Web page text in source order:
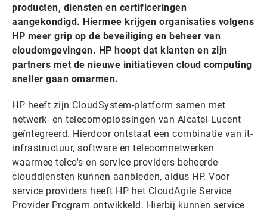
producten, diensten en certificeringen
aangekondigd. Hiermee krijgen organisaties volgens
HP meer grip op de beveiliging en beheer van
cloudomgevingen. HP hoopt dat klanten en zijn
partners met de nieuwe initiatieven cloud computing
sneller gaan omarmen.
HP heeft zijn CloudSystem-platform samen met
netwerk- en telecomoplossingen van Alcatel-Lucent
geïntegreerd. Hierdoor ontstaat een combinatie van it-
infrastructuur, software en telecomnetwerken
waarmee telco's en service providers beheerde
clouddiensten kunnen aanbieden, aldus HP. Voor
service providers heeft HP het CloudAgile Service
Provider Program ontwikkeld. Hierbij kunnen service